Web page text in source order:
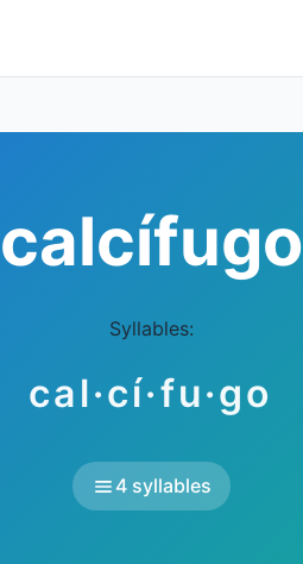
calcífugo
Syllables:
cal·cí·fu·go
4 syllables